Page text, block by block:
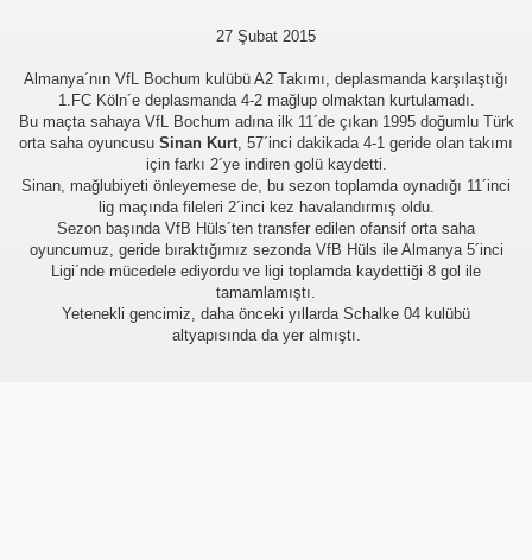
27 Şubat 2015
Almanya´nın VfL Bochum kulübü A2 Takımı, deplasmanda karşılaştığı
1.FC Köln´e deplasmanda 4-2 mağlup olmaktan kurtulamadı.
Bu maçta sahaya VfL Bochum adına ilk 11´de çıkan 1995 doğumlu Türk
orta saha oyuncusu Sinan Kurt, 57´inci dakikada 4-1 geride olan takımı
için farkı 2´ye indiren golü kaydetti.
Sinan, mağlubiyeti önleyemese de, bu sezon toplamda oynadığı 11´inci
lig maçında fileleri 2´inci kez havalandırmış oldu.
Sezon başında VfB Hüls´ten transfer edilen ofansif orta saha
oyuncumuz, geride bıraktığımız sezonda VfB Hüls ile Almanya 5´inci
Ligi´nde mücedele ediyordu ve ligi toplamda kaydettiği 8 gol ile
tamamlamıştı.
Yetenekli gencimiz, daha önceki yıllarda Schalke 04 kulübü
altyapısında da yer almıştı.